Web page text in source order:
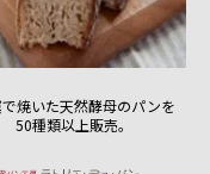
焼いた天然酵母のパンを
50種類以上販売。